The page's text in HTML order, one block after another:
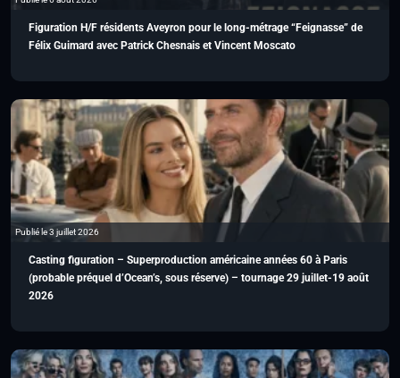
Figuration H/F résidents Aveyron pour le long-métrage “Feignasse” de
Félix Guimard avec Patrick Chesnais et Vincent Moscato
Publié le 3 juillet 2026
Casting figuration – Superproduction américaine années 60 à Paris
(probable préquel d’Ocean’s, sous réserve) – tournage 29 juillet-19 août
2026